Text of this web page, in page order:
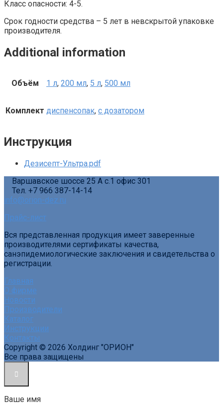
Класс опасности: 4-5.
Срок годности средства – 5 лет в невскрытой упаковке
производителя.
Additional information
Объём 1 л, 200 мл, 5 л, 500 мл
Комплект диспенсопак, с дозатором
Инструкция
Дезисепт-Ультра.pdf
Варшавское шоссе 25 А с.1 офис 301
Тел. +7 966 387-14-14
info@orion-dez.ru
Прайс-лист
Вся представленная продукция имеет заверенные
производителями сертификаты качества,
санэпидемиологические заключения и свидетельства о
регистрации.
Главная
О фирме
Новости
Производители
Каталог
Инструкции
Контакты
Copyright © 2026 Холдинг "ОРИОН"
Все права защищены
Ваше имя